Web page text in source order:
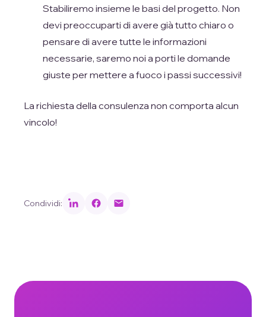
Stabiliremo insieme le basi del progetto. Non
devi preoccuparti di avere già tutto chiaro o
pensare di avere tutte le informazioni
necessarie, saremo noi a porti le domande
giuste per mettere a fuoco i passi successivi!
La richiesta della consulenza non comporta alcun
vincolo!
Condividi: